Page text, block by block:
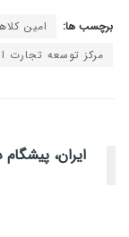
برچسب ها: امین
مرکز توسعه تجارت
ایران،